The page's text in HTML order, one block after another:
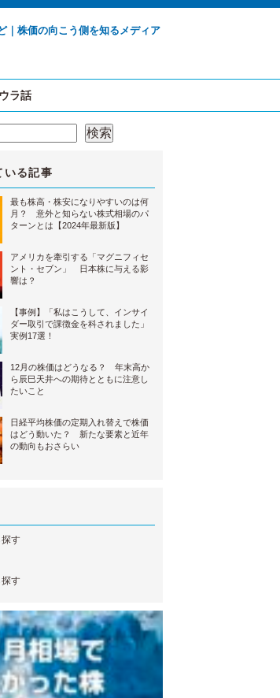
｜株価の向こう側を知るメディア
ラ話
検索
いる記事
最も株高・株安になりやすいのは何
月？ 意外と知らない株式相場のパ
ターンとは【2024年最新版】
アメリカを牽引する「マグニフィセ
ント・セブン」 日本株に与える影
響は？
【事例】「私はこうして、インサイ
ダー取引で課徴金を科されました」
実例17選！
12月の株価はどうなる？ 年末高か
ら辰巳天井への期待とともに注意し
たいこと
日経平均株価の定期入れ替えで株価
はどう動いた？ 新たな要素と近年
の動向もおさらい
す
す